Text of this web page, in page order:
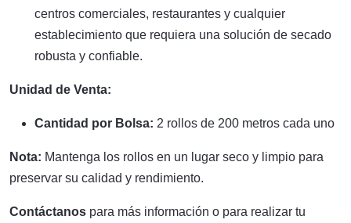
centros comerciales, restaurantes y cualquier
establecimiento que requiera una solución de secado
robusta y confiable.
Unidad de Venta:
Cantidad por Bolsa: 2 rollos de 200 metros cada uno
Nota: Mantenga los rollos en un lugar seco y limpio para
preservar su calidad y rendimiento.
Contáctanos para más información o para realizar tu